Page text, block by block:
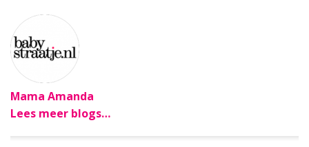
Mama Amanda
Lees meer blogs…